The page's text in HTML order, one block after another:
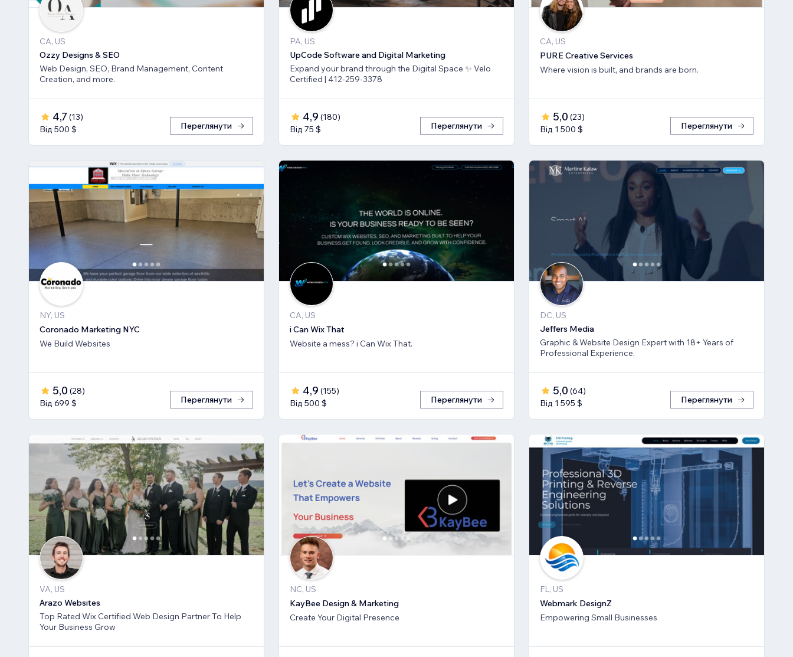
CA, US
Ozzy Designs & SEO
Web Design, SEO, Brand Management, Content
Creation, and more.
4,7 (13)
Від 500 $
Переглянути
PA, US
UpCode Software and Digital Marketing
Expand your brand through the Digital Space ✨ Velo
Certified | 412-259-3378
4,9 (180)
Від 75 $
Переглянути
CA, US
PURE Creative Services
Where vision is built, and brands are born.
5,0 (23)
Від 1 500 $
Переглянути
NY, US
Coronado Marketing NYC
We Build Websites
5,0 (28)
Від 699 $
Переглянути
CA, US
i Can Wix That
Website a mess? i Can Wix That.
4,9 (155)
Від 500 $
Переглянути
DC, US
Jeffers Media
Graphic & Website Design Expert with 18+ Years of
Professional Experience.
5,0 (64)
Від 1 595 $
Переглянути
VA, US
Arazo Websites
Top Rated Wix Certified Web Design Partner To Help
Your Business Grow
NC, US
KayBee Design & Marketing
Create Your Digital Presence
FL, US
Webmark DesignZ
Empowering Small Businesses